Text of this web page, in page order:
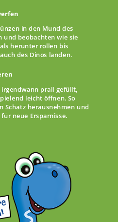
in den Mund des
und beobachten wie sie
herunter rollen bis
des Dinos landen.
prall gefüllt,
leicht öffnen. So
Schatz herausnehmen und
neue Ersparnisse.